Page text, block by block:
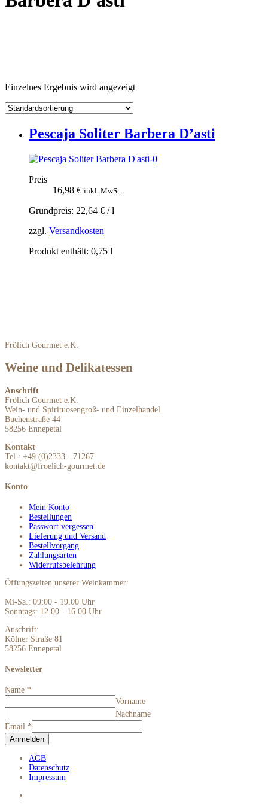
Einzelnes Ergebnis wird angezeigt
Pescaja Soliter Barbera D’asti
Preis
16,98 € inkl. MwSt.
Grundpreis: 22,64 € /l
zzgl. Versandkosten
Produkt enthält: 0,75 l
Frölich Gourmet e.K.
Weine und Delikatessen
Anschrift
Frölich Gourmet e.K.
Wein- und Spirituosengroß- und Einzelhandel
Buchenstraße 44
58256 Ennepetal
Kontakt
Tel.: +49 (0)2333 - 71267
kontakt@froelich-gourmet.de
Konto
Mein Konto
Bestellungen
Passwort vergessen
Lieferung und Versand
Bestellvorgang
Zahlungsarten
Widerrufsbelehrung
Öffungszeiten unserer Weinkammer:
Mi-Sa.: 09:00 - 19.00 Uhr
Sonntags: 12.00 - 16.00 Uhr
Anschrift:
Kölner Straße 81
58256 Ennepetal
Newsletter
Name *
Vorname
Nachname
Email *
Anmelden
AGB
Datenschutz
Impressum